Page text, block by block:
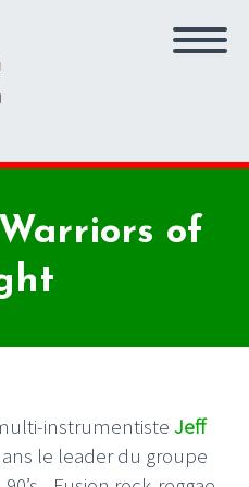
of
instrumentiste Jeff
le leader du groupe